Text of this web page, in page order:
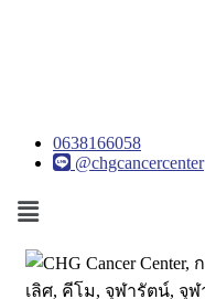
0638166058
@chgcancercenter
Menu